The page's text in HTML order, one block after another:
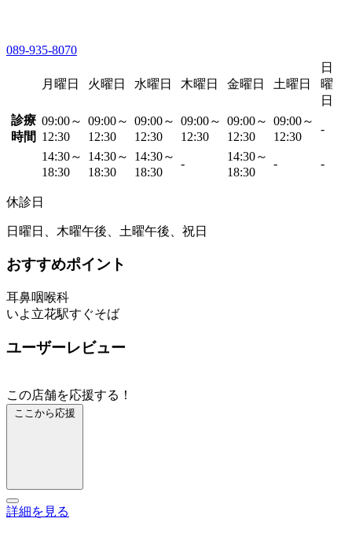
089-935-8070
月曜日 火曜日 水曜日 木曜日 金曜日 土曜日
日
曜
日
診療
時間
09:00～
12:30
09:00～
12:30
09:00～
12:30
09:00～
12:30
09:00～
12:30
09:00～
12:30
-
14:30～
18:30
14:30～
18:30
14:30～
18:30
-
14:30～
18:30
- -
休診日
日曜日、木曜午後、土曜午後、祝日
おすすめポイント
耳鼻咽喉科
いよ立花駅すぐそば
ユーザーレビュー
この店舗を応援する！
ここから応援
詳細を見る